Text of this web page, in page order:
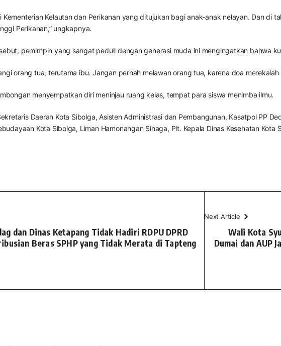
Kelautan dan Perikanan yang ditujukan bagi anak-anak nelayan. Dan di
Perikanan,” ungkapnya.
pemimpin yang sangat peduli dengan generasi muda ini mengingatkan bahwa
orang tua, terutama ibu. Jangan pernah melawan orang tua, karena doa
menyempatkan diri meninjau ruang kelas, tempat para siswa menimba ilmu.
Daerah Kota Sibolga, Asisten Administrasi dan Pembangunan, Kasatpol PP
Kota Sibolga, Liman Hamonangan Sinaga, Plt. Kepala Dinas Kesehatan
dan Dinas Ketapang Tidak Hadiri RDPU DPRD
Beras SPHP yang Tidak Merata di Tapteng
Next Article
Wali Kota
Dumai dan AUP